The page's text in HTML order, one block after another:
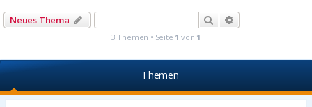
Neues Thema Suche
3 Themen • Seite 1 von 1
Themen